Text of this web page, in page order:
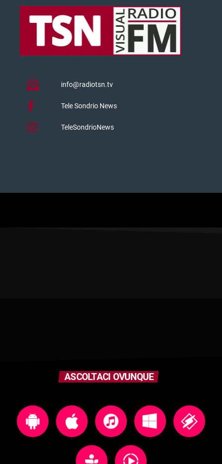
info@radiotsn.tv
Tele Sondrio News
TeleSondrioNews
ASCOLTACI OVUNQUE